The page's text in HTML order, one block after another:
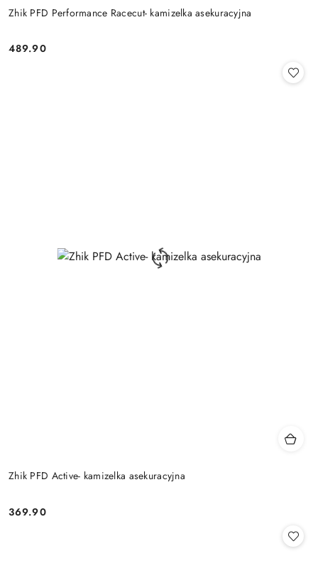
Zhik PFD Performance Racecut- kamizelka asekuracyjna
Cena:
489.90
Zhik PFD Active- kamizelka asekuracyjna
Cena:
369.90